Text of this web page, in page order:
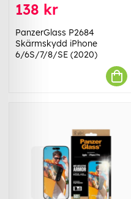
138 kr
PanzerGlass P2684
Skärmskydd iPhone
6/6S/7/8/SE (2020)